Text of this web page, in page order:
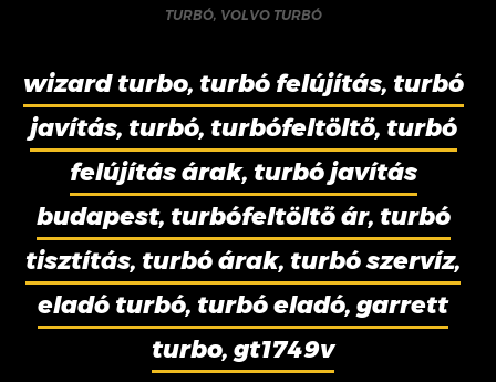
TURBÓ, VOLVO TURBÓ
wizard turbo, turbó felújítás, turbó
javítás, turbó, turbófeltöltő, turbó
felújítás árak, turbó javítás
budapest, turbófeltöltő ár, turbó
tisztítás, turbó árak, turbó szervíz,
eladó turbó, turbó eladó, garrett
turbo, gt1749v